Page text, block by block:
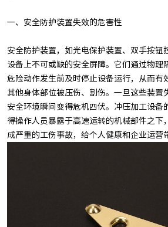
一、安全防护装置失效的危害性
安全防护装置，如光电保护装置、双手按钮
设备上不可或缺的安全屏障。它们通过物理
危险动作发生前及时停止设备运行，从而有
其他身体部位被压伤、割伤。一旦这些装置
安全环境瞬间变得危机四伏。冲压加工设备
得操作人员暴露于高速运转的机械部件之下
成严重的工伤事故，给个人健康和企业运营